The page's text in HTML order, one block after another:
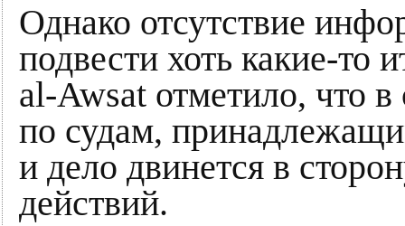
Однако отсутствие
подвести хоть какие-то
al-Awsat отметило, что
по судам,
и дело двинется в
действий.